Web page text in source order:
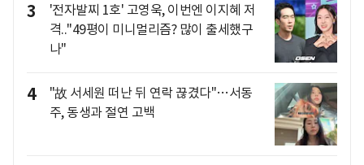
3
'전자발찌 1호' 고영욱, 이번엔 이지혜 저
격.."49평이 미니멀리즘? 많이 출세했구
나"
4
"故 서세원 떠난 뒤 연락 끊겼다"…서동
주, 동생과 절연 고백